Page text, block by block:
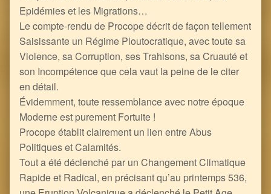
Epidémies et les Migrations…
Le compte-rendu de Procope décrit de façon tellement
Saisissante un Régime Ploutocratique, avec toute sa
Violence, sa Corruption, ses Trahisons, sa Cruauté et
son Incompétence que cela vaut la peine de le citer
en détail.
Évidemment, toute ressemblance avec notre époque
Moderne est purement Fortuite !
Procope établit clairement un lien entre Abus
Politiques et Calamités.
Tout a été déclenché par un Changement Climatique
Rapide et Radical, en précisant qu’au printemps 536,